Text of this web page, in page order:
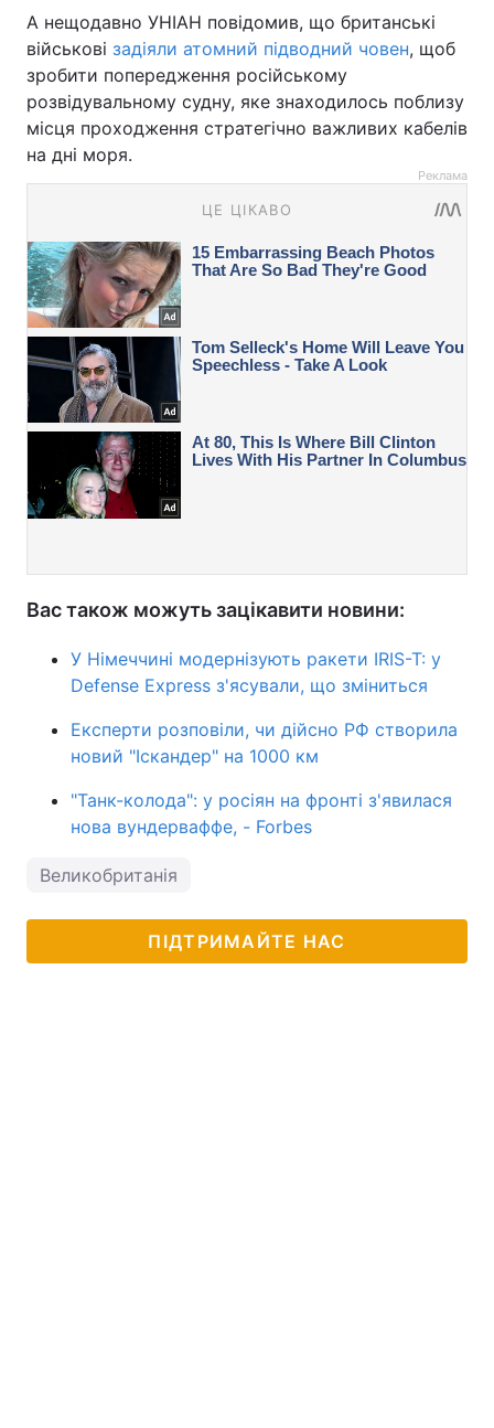
А нещодавно УНІАН повідомив, що британські
військові задіяли атомний підводний човен, щоб
зробити попередження російському
розвідувальному судну, яке знаходилось поблизу
місця проходження стратегічно важливих кабелів
на дні моря.
Реклама
Вас також можуть зацікавити новини:
У Німеччині модернізують ракети IRIS-T: у
Defense Express з'ясували, що зміниться
Експерти розповіли, чи дійсно РФ створила
новий "Іскандер" на 1000 км
"Танк-колода": у росіян на фронті з'явилася
нова вундерваффе, - Forbes
Великобританія
ПІДТРИМАЙТЕ НАС